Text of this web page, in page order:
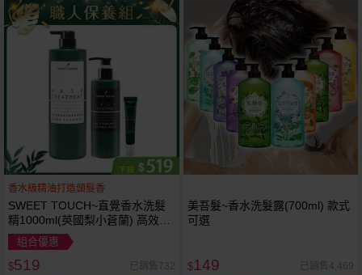
香水級精油打造頭髮香
SWEET TOUCH~直覺香水洗髮
精1000ml(英國梨小蒼蘭) 高效柔
順護髮果酸一點靈300ml 橄欖葉
精華養髮凝膠20ml 組合款
組合優惠
$519 已銷售732
美吾髮~香水洗髮露(700ml) 款式
可選
$149 已銷售4,469